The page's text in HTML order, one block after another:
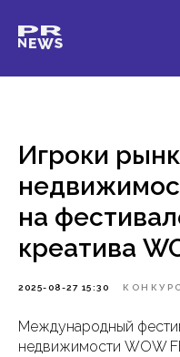
Игроки
на
креатива
2025-08-27 15:30
Международный
недвижимости WOW